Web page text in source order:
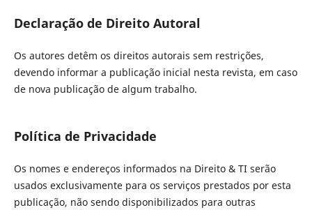
Declaração de Direito Autoral
Os autores detêm os direitos autorais sem restrições,
devendo informar a publicação inicial nesta revista, em caso
de nova publicação de algum trabalho.
Política de Privacidade
Os nomes e endereços informados na Direito & TI serão
usados exclusivamente para os serviços prestados por esta
publicação, não sendo disponibilizados para outras